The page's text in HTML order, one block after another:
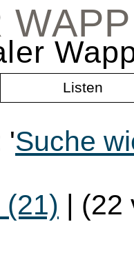
Listen
'Suche
(21) | (22